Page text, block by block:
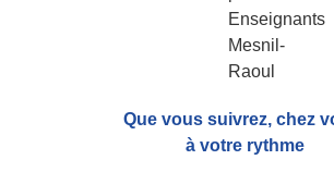
Que vous suivrez, chez
à votre rythme